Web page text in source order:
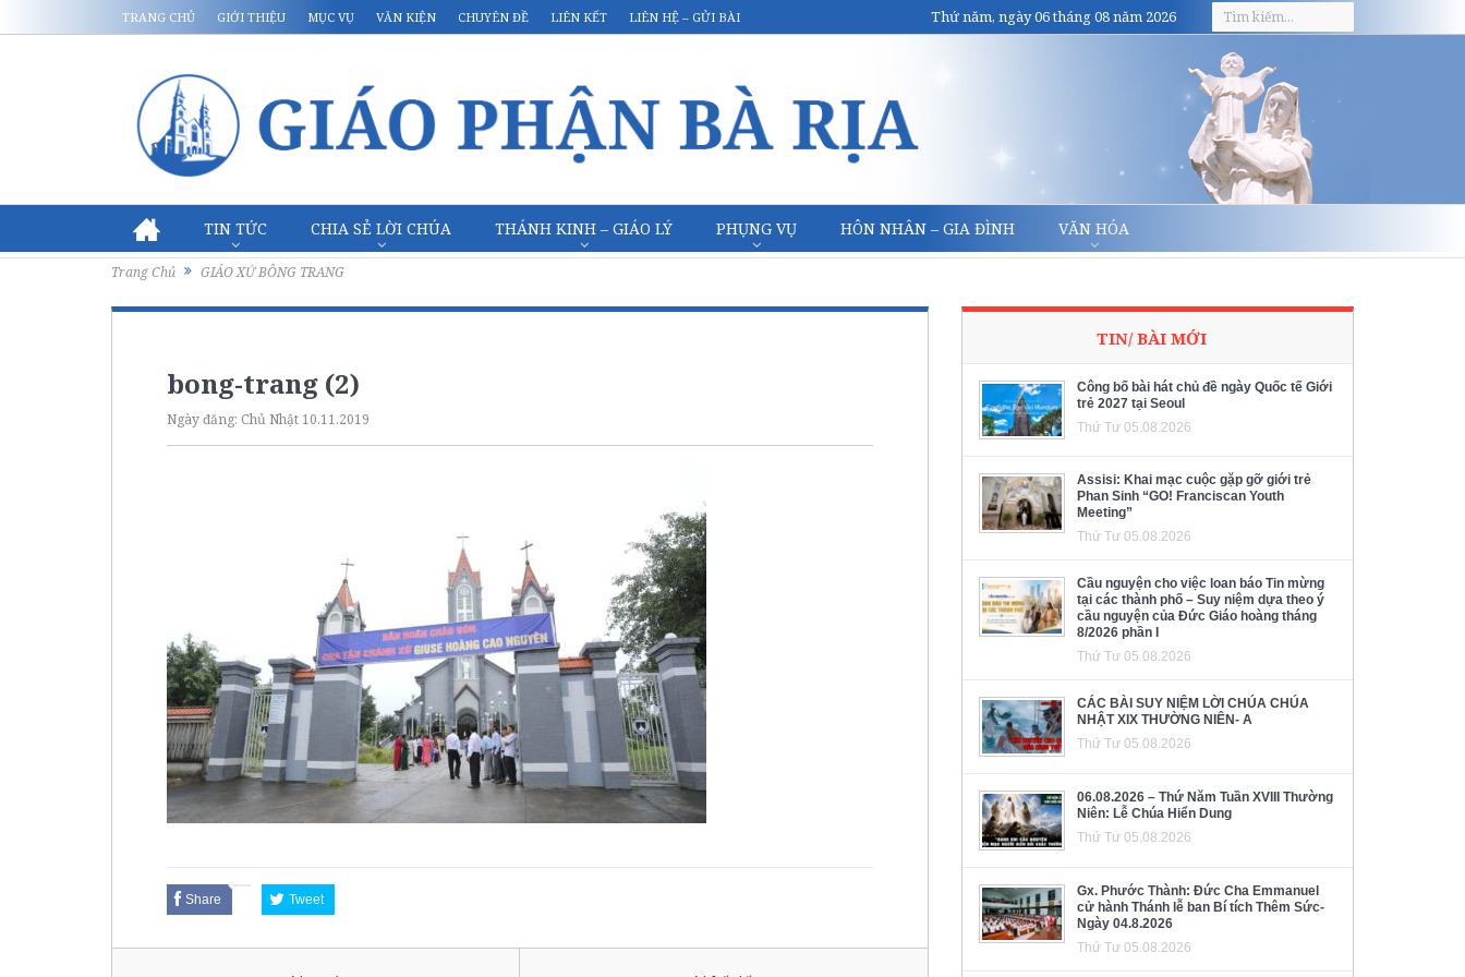
TRANG CHỦ GIỚI THIỆU MỤC VỤ VĂN KIỆN CHUYÊN ĐỀ LIÊN KẾT LIÊN HỆ – GỬI BÀI Thứ năm, ngày 06 tháng 08 năm 2026
TIN TỨC CHIA SẺ LỜI CHÚA THÁNH KINH – GIÁO LÝ PHỤNG VỤ HÔN NHÂN – GIA ĐÌNH VĂN HÓA
Trang Chủ GIÁO XỨ BÔNG TRANG
bong-trang (2)
Ngày đăng: Chủ Nhật 10.11.2019
Share Tweet
TIN/ BÀI MỚI
Công bố bài hát chủ đề ngày Quốc tế Giới
trẻ 2027 tại Seoul
Thứ Tư 05.08.2026
Assisi: Khai mạc cuộc gặp gỡ giới trẻ
Phan Sinh “GO! Franciscan Youth
Meeting”
Thứ Tư 05.08.2026
Cầu nguyện cho việc loan báo Tin mừng
tại các thành phố – Suy niệm dựa theo ý
cầu nguyện của Đức Giáo hoàng tháng
8/2026 phần I
Thứ Tư 05.08.2026
CÁC BÀI SUY NIỆM LỜI CHÚA CHÚA
NHẬT XIX THƯỜNG NIÊN- A
Thứ Tư 05.08.2026
06.08.2026 – Thứ Năm Tuần XVIII Thường
Niên: Lễ Chúa Hiển Dung
Thứ Tư 05.08.2026
Gx. Phước Thành: Đức Cha Emmanuel
cử hành Thánh lễ ban Bí tích Thêm Sức-
Ngày 04.8.2026
Thứ Tư 05.08.2026